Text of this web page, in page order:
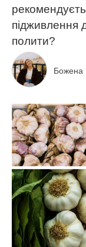
підживлення
полити?
Божена